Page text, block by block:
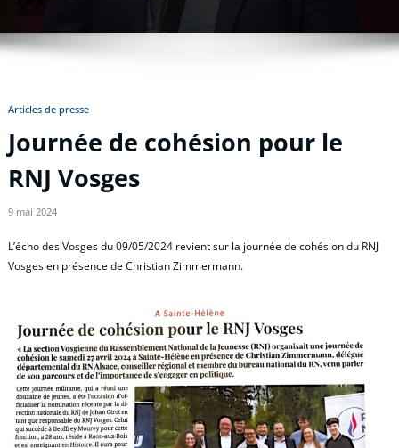
Articles de presse
Journée de cohésion pour le
RNJ Vosges
9 mai 2024
L’écho des Vosges du 09/05/2024 revient sur la journée de cohésion du RNJ
Vosges en présence de Christian Zimmermann.